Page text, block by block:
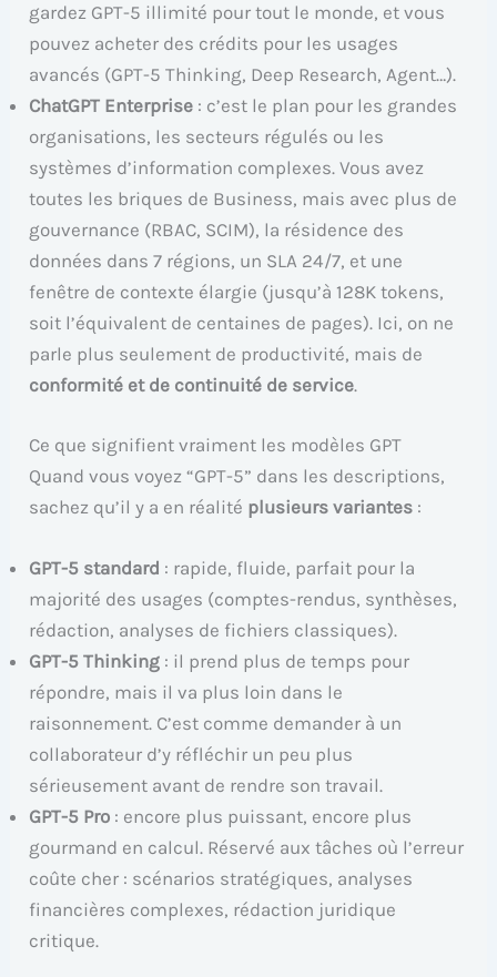
gardez GPT-5 illimité pour tout le monde, et vous
pouvez acheter des crédits pour les usages
avancés (GPT-5 Thinking, Deep Research, Agent…).
ChatGPT Enterprise : c’est le plan pour les grandes
organisations, les secteurs régulés ou les
systèmes d’information complexes. Vous avez
toutes les briques de Business, mais avec plus de
gouvernance (RBAC, SCIM), la résidence des
données dans 7 régions, un SLA 24/7, et une
fenêtre de contexte élargie (jusqu’à 128K tokens,
soit l’équivalent de centaines de pages). Ici, on ne
parle plus seulement de productivité, mais de
conformité et de continuité de service.
Ce que signifient vraiment les modèles GPT
Quand vous voyez “GPT-5” dans les descriptions,
sachez qu’il y a en réalité plusieurs variantes :
GPT-5 standard : rapide, fluide, parfait pour la
majorité des usages (comptes-rendus, synthèses,
rédaction, analyses de fichiers classiques).
GPT-5 Thinking : il prend plus de temps pour
répondre, mais il va plus loin dans le
raisonnement. C’est comme demander à un
collaborateur d’y réfléchir un peu plus
sérieusement avant de rendre son travail.
GPT-5 Pro : encore plus puissant, encore plus
gourmand en calcul. Réservé aux tâches où l’erreur
coûte cher : scénarios stratégiques, analyses
financières complexes, rédaction juridique
critique.